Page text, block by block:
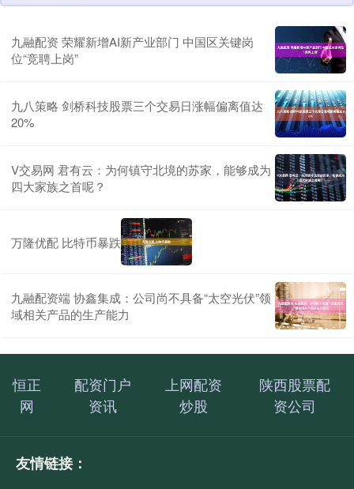
九融配资 荣耀新增AI新产业部门 中国区关键岗
位“竞聘上岗”
九八策略 剑桥科技股票三个交易日涨幅偏离值达
20%
V交易网 君有云：为何镇守北境的苏家，能够成为
四大家族之首呢？
万隆优配 比特币暴跌
九融配资端 协鑫集成：公司尚不具备“太空光伏”领
域相关产品的生产能力
恒正
网
配资门户
资讯
上网配资
炒股
陕西股票配
资公司
友情链接：